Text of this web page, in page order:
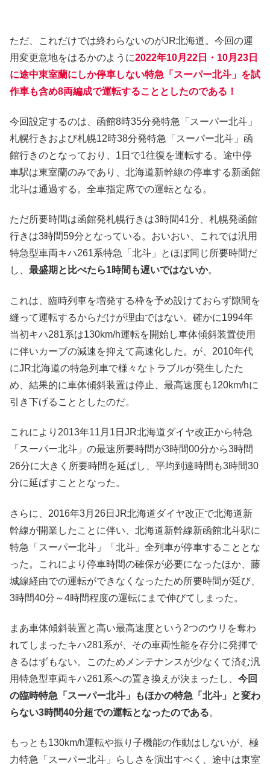
ただ、これだけでは終わらないのがJR北海道。今回の運
用変更意地をはるかのように2022年10月22日・10月23日
に途中東室蘭にしか停車しない特急「スーパー北斗」を試
作車も含め8両編成で運転することとしたのである！
今回設定するのは、函館8時35分発特急「スーパー北斗」
札幌行きおよび札幌12時38分発特急「スーパー北斗」函
館行きのとなっており、1日で1往復を運転する。途中停
車駅は東室蘭のみであり、北海道新幹線の停車する新函館
北斗は通過する。全車指定席での運転となる。
ただ所要時間は函館発札幌行きは3時間41分、札幌発函館
行きは3時間59分となっている。おいおい、これでは汎用
特急型車両キハ261系特急「北斗」とほぼ同じ所要時間だ
し、 最盛期と比べたら1時間も遅いではないか。
これは、臨時列車を増発する枠を予め設けておらず隙間を
縫って運転するからだけが理由ではない。確かに1994年
当初キハ281系は130km/h運転を開始し車体傾斜装置使用
に伴いカーブの減速を抑えて高速化した。が、2010年代
にJR北海道の特急列車で様々なトラブルが発生したた
め、結果的に車体傾斜装置は停止、最高速度も120km/hに
引き下げることとしたのだ。
これにより2013年11月1日JR北海道ダイヤ改正から特急
「スーパー北斗」の最速所要時間が3時間00分から3時間
26分に大きく所要時間を延ばし、平均到達時間も3時間30
分に延ばすこととなった。
さらに、2016年3月26日JR北海道ダイヤ改正で北海道新
幹線が開業したことに伴い、北海道新幹線新函館北斗駅に
特急「スーパー北斗」「北斗」全列車が停車することとな
った。これにより停車時間の確保が必要になったほか、藤
城線経由での運転ができなくなったため所要時間が延び、
3時間40分～4時間程度の運転にまで伸びてしまった。
まあ車体傾斜装置と高い最高速度という2つのウリを奪わ
れてしまったキハ281系が、その車両性能を存分に発揮で
きるはずもない。このためメンテナンスが少なくて済む汎
用特急型車両キハ261系への置き換えが決まったし、 今回
の臨時特急「スーパー北斗」もほかの特急「北斗」と変わ
らない3時間40分超での運転となったのである。
もっとも130km/h運転や振り子機能の作動はしないが、極
力特急「スーパー北斗」らしさを演出すべく、途中は東室